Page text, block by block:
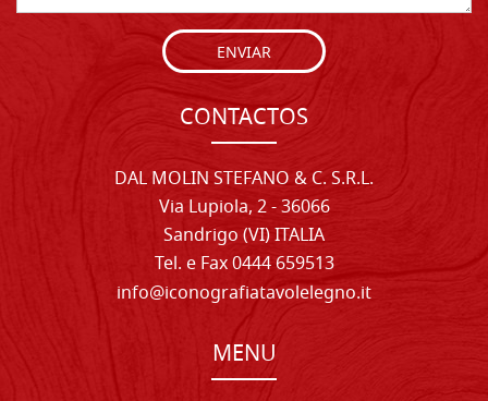
ENVIAR
CONTACTOS
DAL MOLIN STEFANO & C. S.R.L.
Via Lupiola, 2 - 36066
Sandrigo (VI) ITALIA
Tel. e Fax 0444 659513
info@iconografiatavolelegno.it
MENU